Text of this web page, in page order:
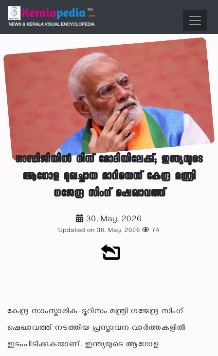
ഗാന്ധിജിയിൽ നിന്ന് മോദിയിലേക്ക്; ഇന്ത്യയുടെ
ആഗോള മുഖച്ഛായ മാറിയെന്ന് കേന്ദ്ര മന്ത്രി
ഗജേന്ദ്ര സിംഗ് ഷെഖാവത്ത്
30, May, 2026
Updated on 30, May, 2026 74
കേന്ദ്ര സാംസ്കാരിക-ടൂറിസം മന്ത്രി ഗജേന്ദ്ര സിംഗ്
ഷെഖാവത്ത് നടത്തിയ പ്രസ്താവന വാർത്തകളിൽ
ഇടംപിടിക്കുകയാണ്. ഇന്ത്യയുടെ ആഗോള